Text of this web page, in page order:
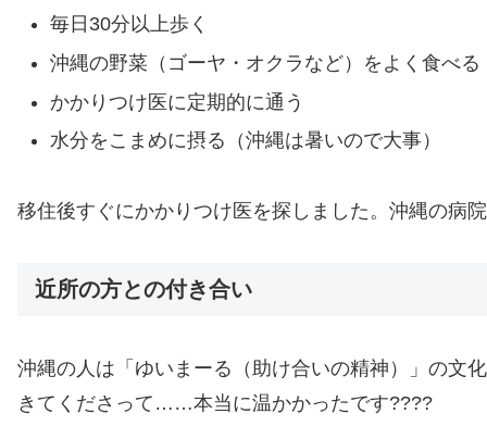
毎日30分以上歩く
沖縄の野菜（ゴーヤ・オクラなど）をよく食べる
かかりつけ医に定期的に通う
水分をこまめに摂る（沖縄は暑いので大事）
移住後すぐにかかりつけ医を探しました。沖縄の病
近所の方との付き合い
沖縄の人は「ゆいまーる（助け合いの精神）」の文
きてくださって……本当に温かかったです????